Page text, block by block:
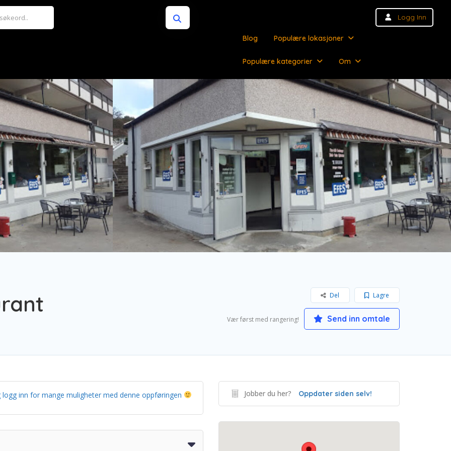
Logg Inn
Blog Populære lokasjoner
Populære kategorier Om
Lagre
Del
Vær først med rangering! Send inn omtale
inn for mange muligheter med denne oppføringen Jobber du her? Oppdater siden selv!